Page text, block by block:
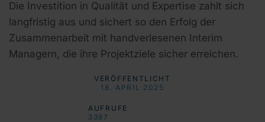
Die Investition in Qualität und Expertise zahlt sich
langfristig aus und sichert so den Erfolg der
Zusammenarbeit mit handverlesenen Interim
Managern, die ihre Projektziele sicher erreichen.
VERÖFFENTLICHT
18. APRIL 2025
AUFRUFE
3397